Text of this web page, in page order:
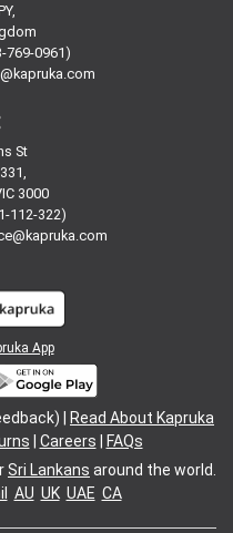
769-0961)
St
3000
112-322)
App
|
Read About Kapruka
Careers
FAQs
Sri Lankans around the world.
AU UK UAE CA